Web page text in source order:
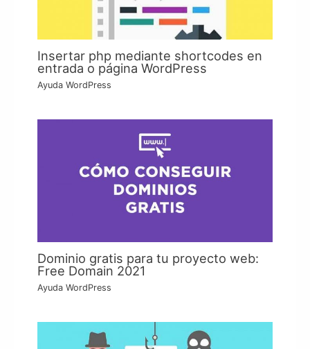
Insertar php mediante shortcodes en
entrada o página WordPress
Ayuda WordPress
Dominio gratis para tu proyecto web:
Free Domain 2021
Ayuda WordPress